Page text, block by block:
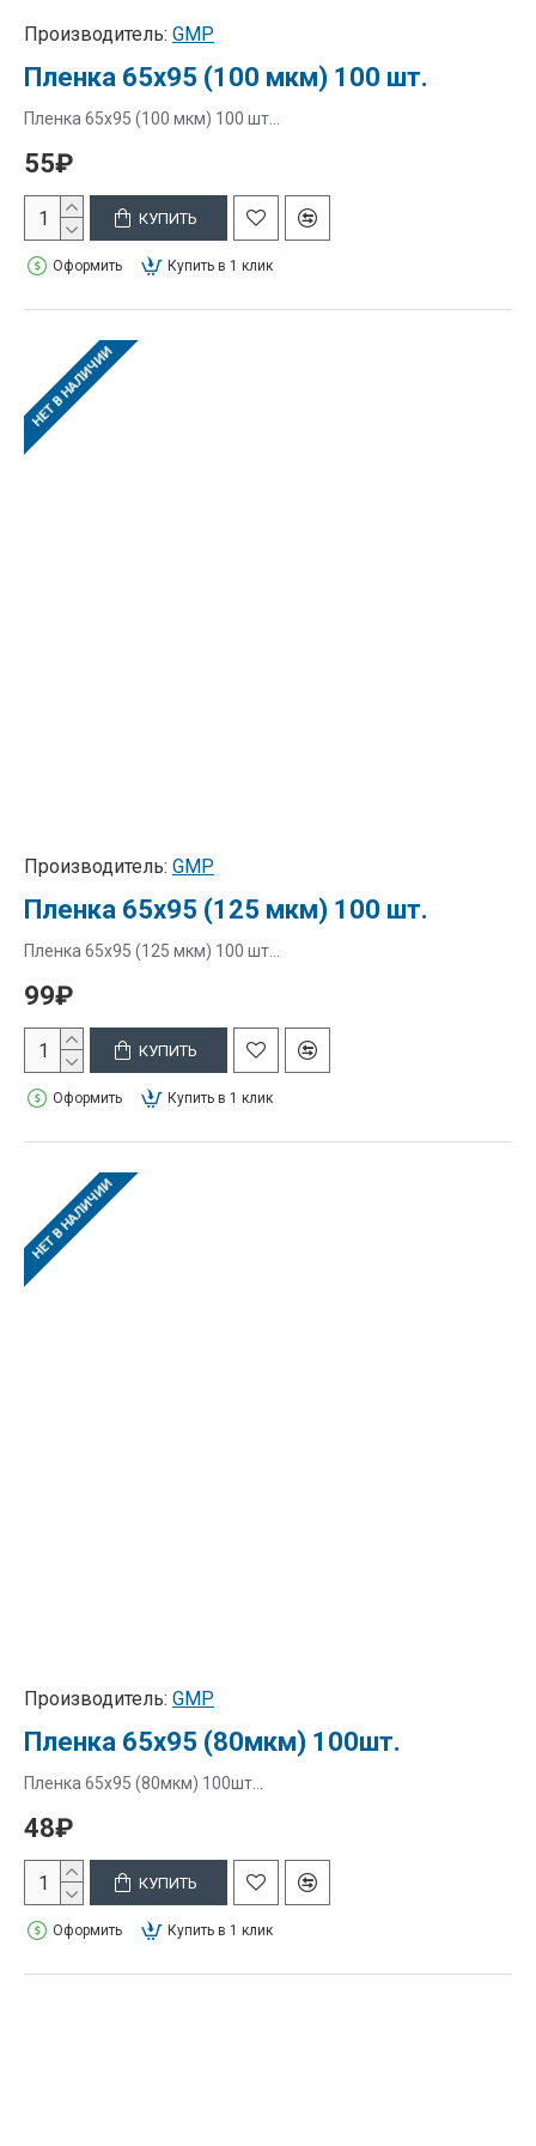
Производитель: GMP
Пленка 65х95 (100 мкм) 100 шт.
Пленка 65х95 (100 мкм) 100 шт...
55₽
КУПИТЬ
Оформить Купить в 1 клик
НЕТ В НАЛИЧИИ
Производитель: GMP
Пленка 65х95 (125 мкм) 100 шт.
Пленка 65х95 (125 мкм) 100 шт...
99₽
КУПИТЬ
Оформить Купить в 1 клик
НЕТ В НАЛИЧИИ
Производитель: GMP
Пленка 65х95 (80мкм) 100шт.
Пленка 65х95 (80мкм) 100шт...
48₽
КУПИТЬ
Оформить Купить в 1 клик